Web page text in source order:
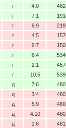
г 4:0
г 7:1
г 6:9
г 4:5
г 6:7
г 6:4
г 2:1
г 10:5
д 7:6
д 3:4
д 5:9
д 4:10
д 1:6